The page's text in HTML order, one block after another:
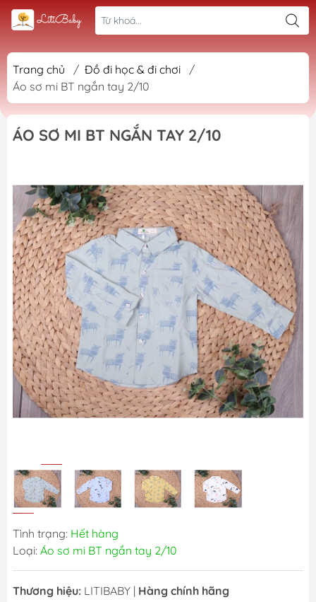
Trang chủ / Đồ đi học & đi chơi
/
Áo sơ mi BT ngắn tay 2/10
ÁO SƠ MI BT NGẮN TAY 2/10
Tình trạng: Hết hàng
Loại: Áo sơ mi BT ngắn tay 2/10
Thương hiệu: LITIBABY | Hàng chính hãng